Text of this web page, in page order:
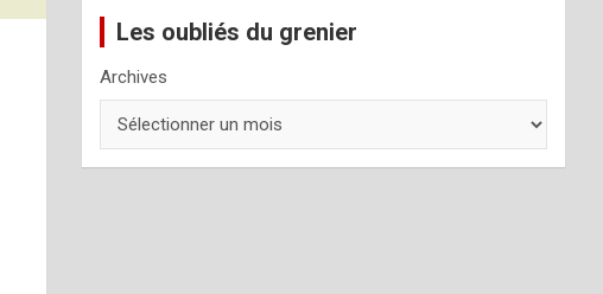
Les oubliés du grenier
Archives